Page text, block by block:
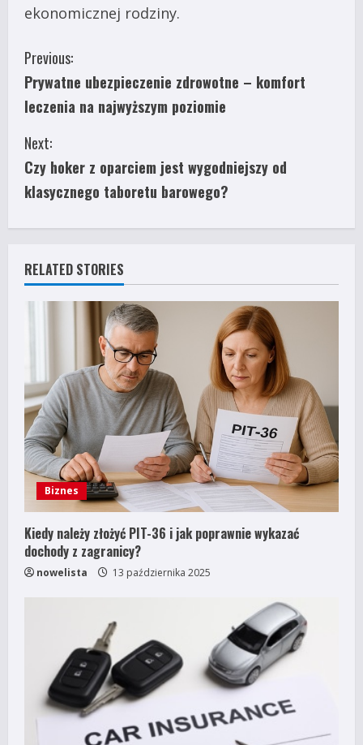
ekonomicznej rodziny.
C
o
n
t
i
n
u
e
a
d
i
n
g
Previous:
Prywatne ubezpieczenie zdrowotne – komfort
leczenia na najwyższym poziomie
Next:
Czy hoker z oparciem jest wygodniejszy od
klasycznego taboretu barowego?
RELATED STORIES
Biznes
Kiedy należy złożyć PIT-36 i jak poprawnie wykazać
dochody z zagranicy?
nowelista 13 października 2025